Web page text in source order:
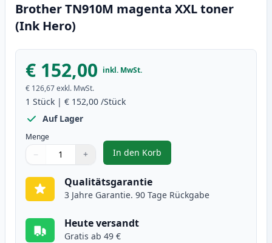
Brother TN910M magenta XXL toner
(Ink Hero)
€ 152,00 inkl. MwSt.
€ 126,67exkl. MwSt.
1 Stück | € 152,00 /Stück
Auf Lager
Menge
Verwenden Sie die Tasten, um anzupassen
− +
1
In den Korb
, Brother TN910M magenta XXL
Qualitätsgarantie
3 Jahre Garantie. 90 Tage Rückgabe
Heute versandt
Gratis ab 49 €